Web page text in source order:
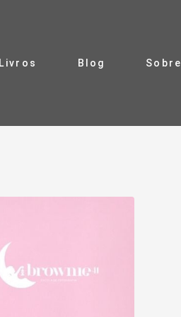
Blog Sobre